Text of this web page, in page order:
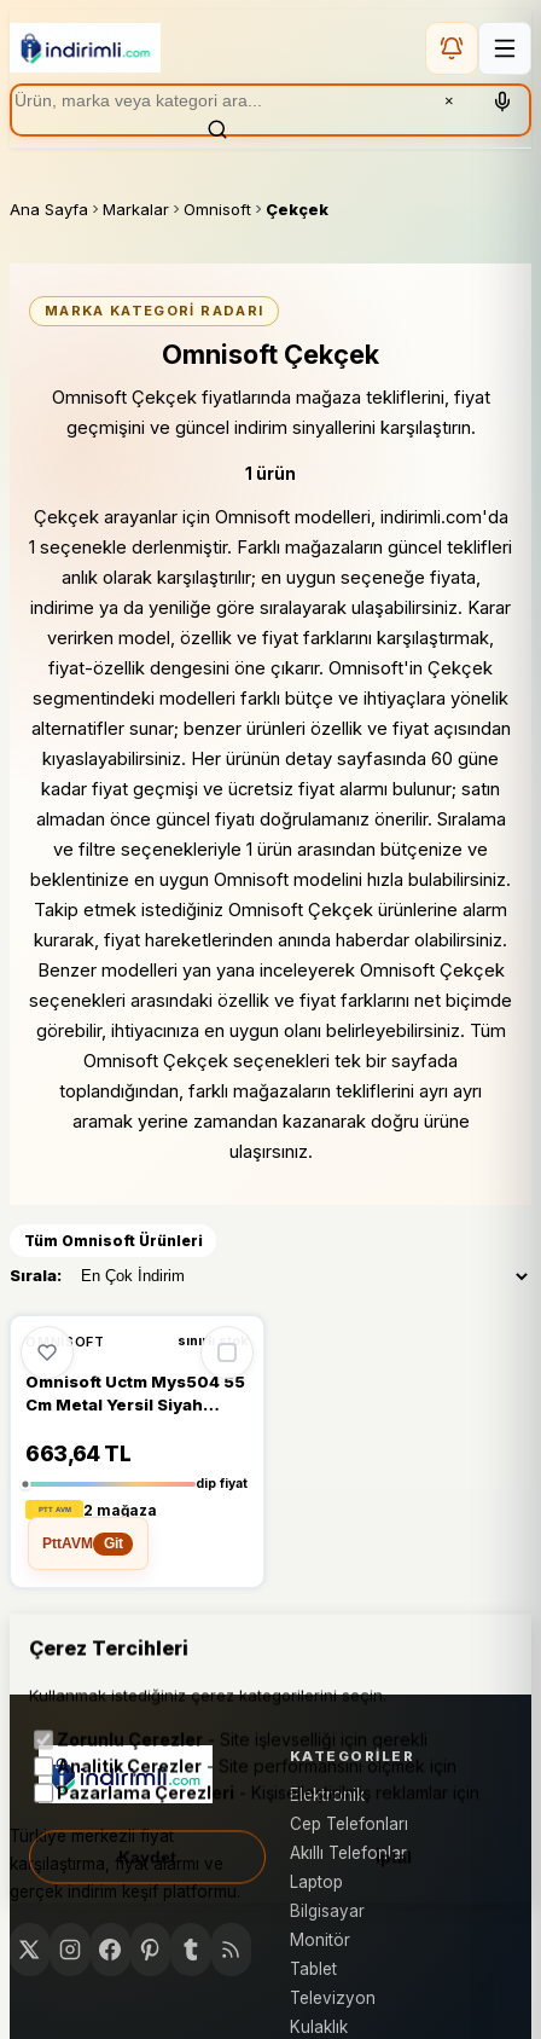
×
Ana Sayfa Markalar Omnisoft Çekçek
MARKA KATEGORI RADARI
Omnisoft Çekçek
Omnisoft Çekçek fiyatlarında mağaza tekliflerini, fiyat
geçmişini ve güncel indirim sinyallerini karşılaştırın.
1 ürün
Çekçek arayanlar için Omnisoft modelleri, indirimli.com'da
1 seçenekle derlenmiştir. Farklı mağazaların güncel teklifleri
anlık olarak karşılaştırılır; en uygun seçeneğe fiyata,
indirime ya da yeniliğe göre sıralayarak ulaşabilirsiniz. Karar
verirken model, özellik ve fiyat farklarını karşılaştırmak,
fiyat-özellik dengesini öne çıkarır. Omnisoft'in Çekçek
segmentindeki modelleri farklı bütçe ve ihtiyaçlara yönelik
alternatifler sunar; benzer ürünleri özellik ve fiyat açısından
kıyaslayabilirsiniz. Her ürünün detay sayfasında 60 güne
kadar fiyat geçmişi ve ücretsiz fiyat alarmı bulunur; satın
almadan önce güncel fiyatı doğrulamanız önerilir. Sıralama
ve filtre seçenekleriyle 1 ürün arasından bütçenize ve
beklentinize en uygun Omnisoft modelini hızla bulabilirsiniz.
Takip etmek istediğiniz Omnisoft Çekçek ürünlerine alarm
kurarak, fiyat hareketlerinden anında haberdar olabilirsiniz.
Benzer modelleri yan yana inceleyerek Omnisoft Çekçek
seçenekleri arasındaki özellik ve fiyat farklarını net biçimde
görebilir, ihtiyacınıza en uygun olanı belirleyebilirsiniz. Tüm
Omnisoft Çekçek seçenekleri tek bir sayfada
toplandığından, farklı mağazaların tekliflerini ayrı ayrı
aramak yerine zamandan kazanarak doğru ürüne
ulaşırsınız.
Tüm Omnisoft Ürünleri
Sırala:
%10
OMNISOFT sınırlı stok
Omnisoft Uctm Mys504 55
Cm Metal Yersil Siyah
663,64 TL
dip fiyat
2 mağaza
PttAVM
Git
Türkiye merkezli fiyat
karşılaştırma, fiyat alarmı ve
gerçek indirim keşif platformu.
KATEGORILER
Elektronik
Cep Telefonları
Akıllı Telefonlar
Laptop
Bilgisayar
Monitör
Tablet
Televizyon
Kulaklık
Çerez Tercihleri
Kullanmak istediğiniz çerez kategorilerini seçin.
Zorunlu Çerezler - Site işlevselliği için gerekli
Analitik Çerezler - Site performansını ölçmek için
Pazarlama Çerezleri - Kişiselleştirilmiş reklamlar için
Kaydet İptal